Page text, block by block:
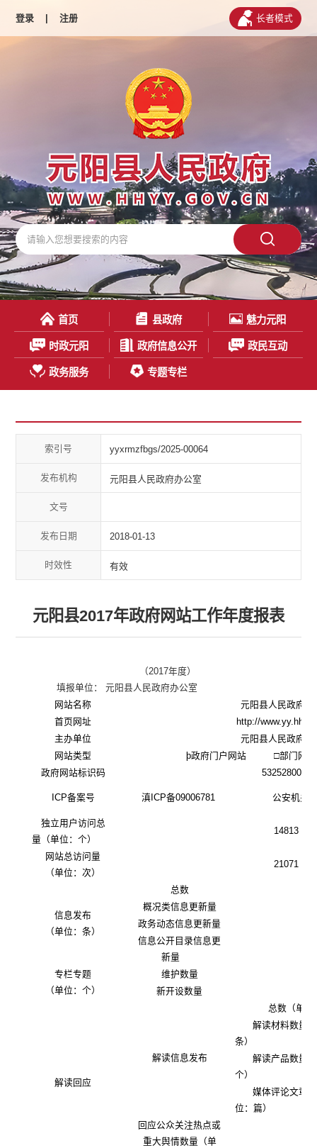
登录 | 注册 长者模式
首页 县政府 魅力元阳
时政元阳 政府信息公开 政民互动
政务服务 专题专栏
索引号 yyxrmzfbgs/2025-00064
发布机构 元阳县人民政府办公室
文号
发布日期 2018-01-13
时效性 有效
元阳县2017年政府网站工作年度报表
（2017年度）
填报单位：
元阳县人民政府办公室
网站名称
元阳县人民政府门
首页网址
http://
主办单位
元阳县人民政府办
网站类型
þ政府门户网站 □部门网
政府网站标识码
5325280009
ICP备案号 滇ICP备09006781 公安机关
独立用户访问总
量（单位：个）
14813
网站总访问量
（单位：次）
21071
信息发布
（单位：条）
总数
概况类信息更新量
政务动态信息更新量
信息公开目录信息更
新量
专栏专题
（单位：个）
维护数量
新开设数量
解读回应
解读信息发布
总数（单位
解读材料数量
条）
解读产品数量
个）
媒体评论文章
位：篇）
回应公众关注热点或
重大舆情数量（单